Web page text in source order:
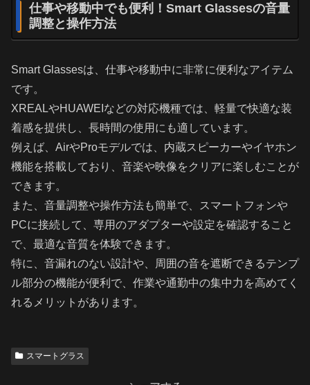
仕事や移動中でも便利！Smart Glassesの音量
調整と操作方法
Smart Glassesは、仕事や移動中に非常に便利なアイテム
です。
XREALやHUAWEIなどの対応機種では、軽量で快適な装
着感を提供し、長時間の使用にも適しています。
例えば、AirやProモデルでは、内蔵スピーカーやイヤホン
機能を搭載しており、音楽や映像をクリアに楽しむことが
できます。
また、音量調整や操作方法も簡単で、スマートフォンや
PCに接続して、専用のアダプターや設定を確認すること
で、最適な音質を体験できます。
特に、音漏れのない設計や、周囲の音を遮断できるテンプ
ル部分の機能が便利で、作業や通勤中の集中力を高めてく
れるメリットがあります。
スマートグラス